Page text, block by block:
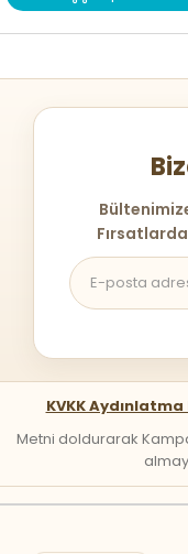
KVKK
Metni doldurarak